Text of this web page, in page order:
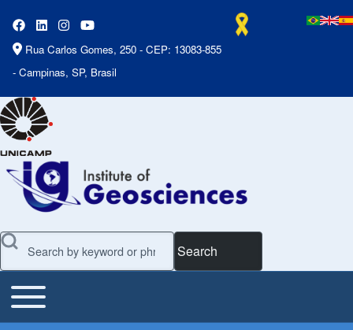
Rua Carlos Gomes, 250 - CEP: 13083-855
- Campinas, SP, Brasil
Search
Main Menu
Toggle main menu